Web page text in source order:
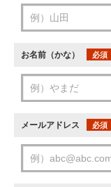
お名前（かな） 必須
メールアドレス 必須